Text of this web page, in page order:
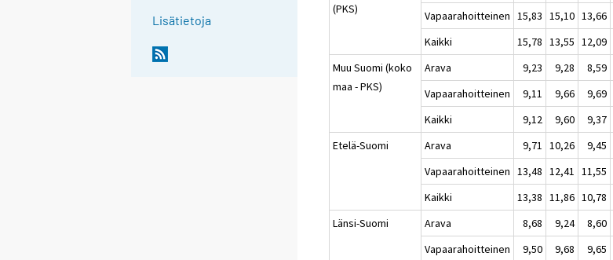
Lisätietoja
(PKS)
Vapaarahoitteinen 15,83 15,10 13,66
Kaikki
15,78 13,55 12,09
Muu Suomi (koko
maa - PKS)
Arava 9,23 9,28 8,59
Vapaarahoitteinen
9,11 9,66 9,69
Kaikki
9,12 9,60 9,37
Etelä-Suomi
Arava 9,71 10,26 9,45
Vapaarahoitteinen 13,48 12,41 11,55
Kaikki
13,38 11,86 10,78
Länsi-Suomi
Arava 8,68 9,24 8,60
Vapaarahoitteinen
9,50 9,68 9,65